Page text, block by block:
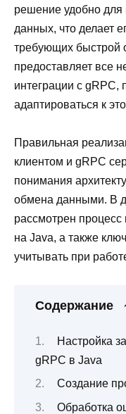
решение удобно для
данных, что делает
требующих быстрой
предоставляет все
интеграции с gRPC,
адаптироваться к
Правильная
клиентом и gRPC
понимания
обмена данными. В
рассмотрен процесс
на Java, а также
учитывать при
Содержание
Настройка
gRPC в Java
Создание
Обработка